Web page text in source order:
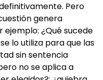
Pero
genera
¿Qué sucede
lo utiliza para que las
sin sentencia
no se aplica a